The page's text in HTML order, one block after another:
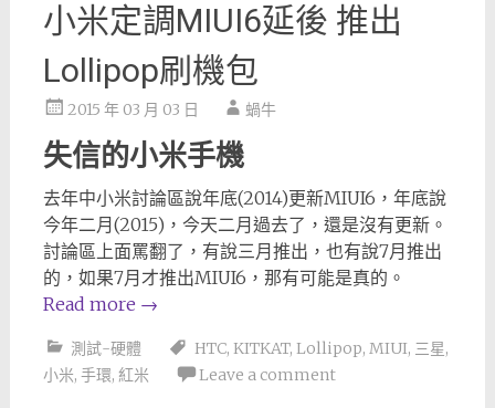
小米定調MIUI6延後 推出
Lollipop刷機包
2015 年 03 月 03 日 蝸牛
失信的小米手機
去年中小米討論區說年底(2014)更新MIUI6，年底說
今年二月(2015)，今天二月過去了，還是沒有更新。
討論區上面罵翻了，有說三月推出，也有說7月推出
的，如果7月才推出MIUI6，那有可能是真的。
Read more →
測試-硬體 HTC, KITKAT, Lollipop, MIUI, 三星,
小米, 手環, 紅米 Leave a comment